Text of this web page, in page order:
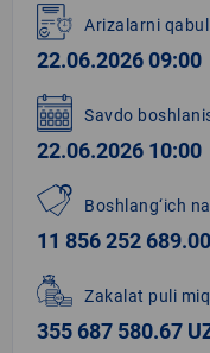
1
of
10
Arizalarni
22.06.2026 09:00
Savdo
22.06.2026 10:00
Boshlang‘ich
11 856 252
Zakalat puli
355 687 580.67